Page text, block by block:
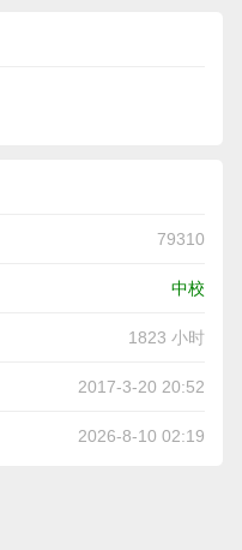
79310
中校
1823 小时
2017-3-20 20:52
2026-8-10 02:19